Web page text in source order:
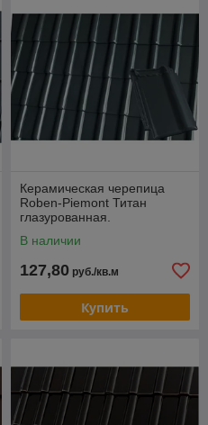
Керамическая черепица
Roben-Piemont Титан
глазурованная.
В наличии
127,80 руб./кв.м
Купить